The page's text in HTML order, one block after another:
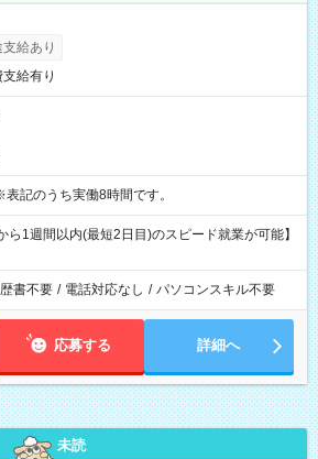
給あり
給有り
～17:00 ※表記のうち実働8時間です。
ら1週間以内(最短2日目)のスピード就業が可能】
書不要 / 電話対応なし / パソコンスキル不要
応募する 詳細へ
未読